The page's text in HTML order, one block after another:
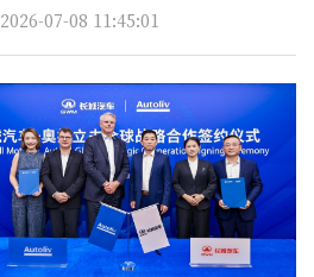
2026-07-08 11:45:01